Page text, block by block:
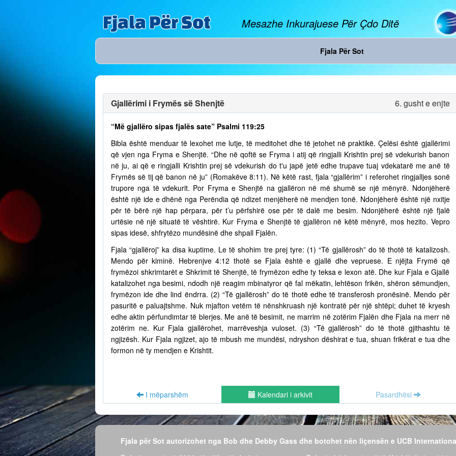
Fjala Për Sot Mesazhe Inkurajuese Për Çdo Ditë
Fjala Për Sot
Gjallërimi i Frymës së Shenjtë 6. gusht e enjte
“Më gjallëro sipas fjalës sate” Psalmi 119:25
Bibla është menduar të lexohet me lutje, të meditohet dhe të jetohet në praktikë. Çelësi është gjallërimi
që vjen nga Fryma e Shenjtë. “Dhe në qoftë se Fryma i atij që ringjalli Krishtin prej së vdekurish banon
në ju, ai që e ringjalli Krishtin prej së vdekurish do t'u japë jetë edhe trupave tuaj vdekatarë me anë të
Frymës së tij që banon në ju” (Romakëve 8:11). Në këtë rast, fjala “gjallërim” i referohet ringjalljes sonë
trupore nga të vdekurit. Por Fryma e Shenjtë na gjallëron në më shumë se një mënyrë. Ndonjëherë
është një ide e dhënë nga Perëndia që ndizet menjëherë në mendjen tonë. Ndonjëherë është një nxitje
për të bërë një hap përpara, për t’u përfshirë ose për të dalë me besim. Ndonjëherë është një fjalë
urtësie në një situatë të vështirë. Kur Fryma e Shenjtë të gjallëron në këtë mënyrë, mos hezito. Vepro
sipas idesë, shfrytëzo mundësinë dhe shpall Fjalën.
Fjala “gjallëroj” ka disa kuptime. Le të shohim tre prej tyre: (1) “Të gjallërosh” do të thotë të katalizosh.
Mendo për kiminë. Hebrenjve 4:12 thotë se Fjala është e gjallë dhe vepruese. E njëjta Frymë që
frymëzoi shkrimtarët e Shkrimit të Shenjtë, të frymëzon edhe ty teksa e lexon atë. Dhe kur Fjala e Gjallë
katalizohet nga besimi, ndodh një reagim mbinatyror që fal mëkatin, lehtëson frikën, shëron sëmundjen,
frymëzon ide dhe lind ëndrra. (2) “Të gjallërosh” do të thotë edhe të transferosh pronësinë. Mendo për
pasuritë e paluajtshme. Nuk mjafton vetëm të nënshkruash një kontratë për një shtëpi; duhet të kryesh
edhe aktin përfundimtar të blerjes. Me anë të besimit, ne marrim në zotërim Fjalën dhe Fjala na merr në
zotërim ne. Kur Fjala gjallërohet, marrëveshja vuloset. (3) “Të gjallërosh” do të thotë gjithashtu të
ngjizësh. Kur Fjala ngjizet, ajo të mbush me mundësi, ndryshon dëshirat e tua, shuan frikërat e tua dhe
formon në ty mendjen e Krishtit.
I mëparshëm Kalendari i arkivit Pasardhësi
Fjala për Sot autorizohet nga Bob dhe Debby Gass dhe botohet nën liçensën e UCB